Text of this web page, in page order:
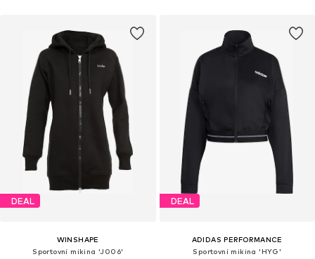
DEAL
WINSHAPE
Sportovní mikina 'J006'
DEAL
ADIDAS PERFORMANCE
Sportovní mikina 'HYG'